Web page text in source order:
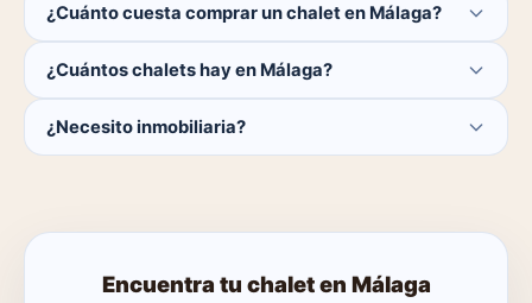
¿Cuánto cuesta comprar un chalet en Málaga?
¿Cuántos chalets hay en Málaga?
catálogo se actualiza a diario.
¿Necesito inmobiliaria?
Encuentra tu chalet en Málaga